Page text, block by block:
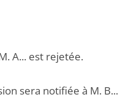
A... est rejetée.
sera notifiée à M. B...